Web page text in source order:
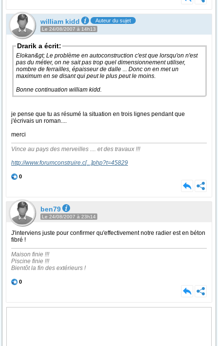
william kidd Auteur du sujet
Le 24/08/2007 à 14h13
Drarik a écrit:
Elokan&gt; Le problème en autoconstruction c'est que lorsqu'on n'est
pas du métier, on ne sait pas trop quel dimensionnement utiliser,
nombre de ferrailles, épaisseur de dalle ... Donc on en met un
maximum en se disant qui peut le plus peut le moins.
Bonne continuation william kidd.
je pense que tu as résumé la situation en trois lignes pendant que
j'écrivais un roman....
merci
Vince au pays des merveilles .... et des travaux !!!
http://www.forumconstruire.c[...]php?t=45829
0
ben79
Le 24/08/2007 à 23h14
J'interviens juste pour confirmer qu'effectivement notre radier est en béton
fibré !
Maison finie !!!
Piscine finie !!!
Bientôt la fin des extérieurs !
0